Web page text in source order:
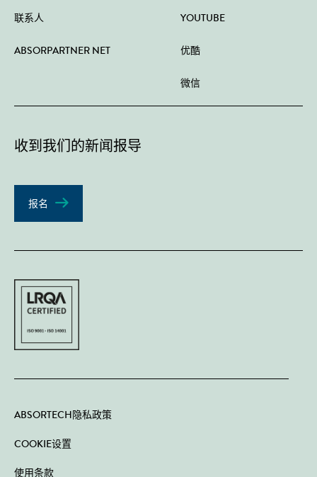
联系人
ABSORPARTNER NET
YOUTUBE
优酷
微信
收到我们的新闻报导
报名
ABSORTECH隐私政策
COOKIE设置
使用条款